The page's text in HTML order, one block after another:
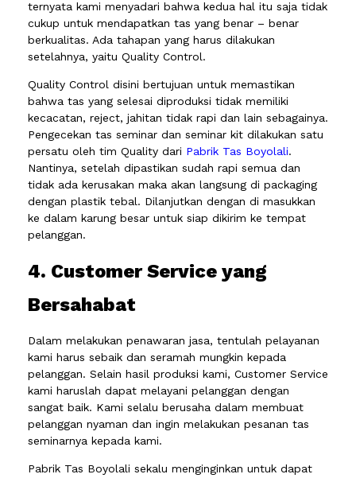
ternyata kami menyadari bahwa kedua hal itu saja tidak
cukup untuk mendapatkan tas yang benar – benar
berkualitas. Ada tahapan yang harus dilakukan
setelahnya, yaitu Quality Control.
Quality Control disini bertujuan untuk memastikan
bahwa tas yang selesai diproduksi tidak memiliki
kecacatan, reject, jahitan tidak rapi dan lain sebagainya.
Pengecekan tas seminar dan seminar kit dilakukan satu
persatu oleh tim Quality dari Pabrik Tas Boyolali.
Nantinya, setelah dipastikan sudah rapi semua dan
tidak ada kerusakan maka akan langsung di packaging
dengan plastik tebal. Dilanjutkan dengan di masukkan
ke dalam karung besar untuk siap dikirim ke tempat
pelanggan.
4. Customer Service yang
Bersahabat
Dalam melakukan penawaran jasa, tentulah pelayanan
kami harus sebaik dan seramah mungkin kepada
pelanggan. Selain hasil produksi kami, Customer Service
kami haruslah dapat melayani pelanggan dengan
sangat baik. Kami selalu berusaha dalam membuat
pelanggan nyaman dan ingin melakukan pesanan tas
seminarnya kepada kami.
Pabrik Tas Boyolali sekalu menginginkan untuk dapat